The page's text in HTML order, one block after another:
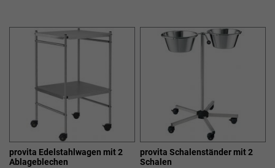
HINZUFÜGEN HINZUFÜGEN
provita Edelstahlwagen mit 2
Ablageblechen
provita Schalenständer mit 2
Schalen